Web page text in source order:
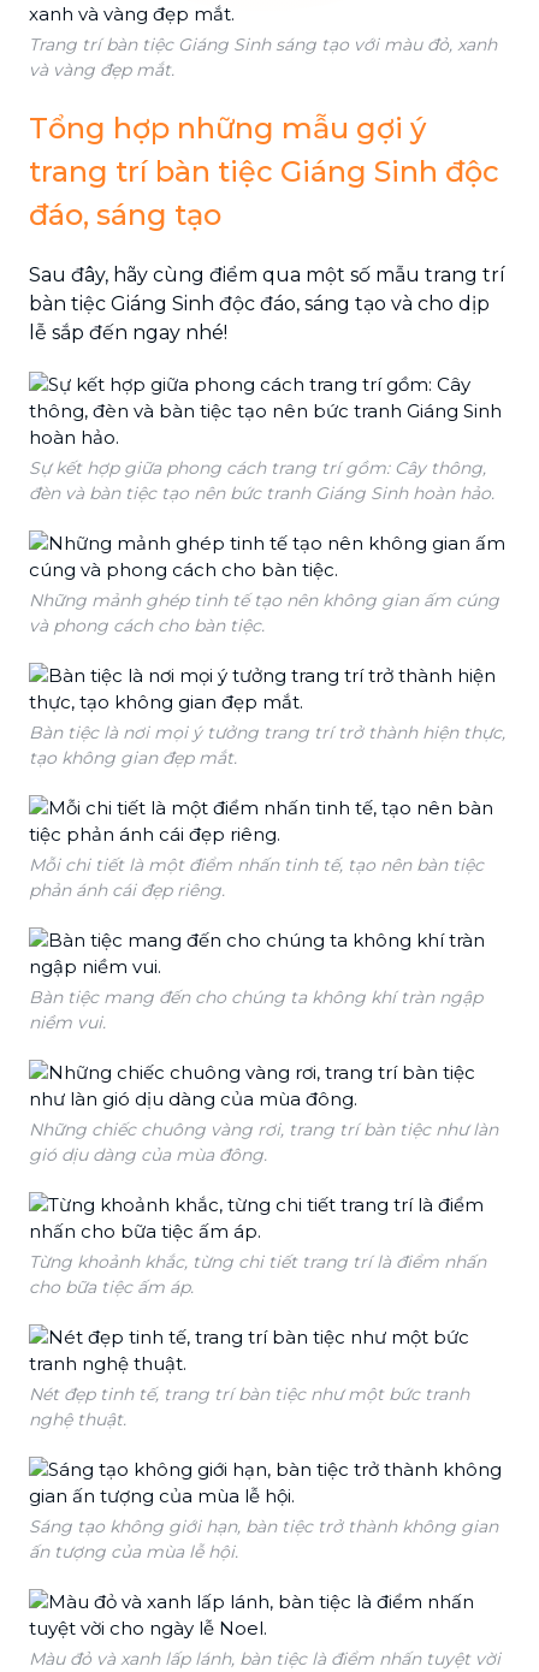
Trang trí bàn tiệc Giáng Sinh sáng tạo với màu đỏ, xanh
và vàng đẹp mắt.
Tổng hợp những mẫu gợi ý
trang trí bàn tiệc Giáng Sinh độc
đáo, sáng tạo
Sau đây, hãy cùng điểm qua một số mẫu trang trí
bàn tiệc Giáng Sinh độc đáo, sáng tạo và cho dịp
lễ sắp đến ngay nhé!
Sự kết hợp giữa phong cách trang trí gồm: Cây thông,
đèn và bàn tiệc tạo nên bức tranh Giáng Sinh hoàn hảo.
Những mảnh ghép tinh tế tạo nên không gian ấm cúng
và phong cách cho bàn tiệc.
Bàn tiệc là nơi mọi ý tưởng trang trí trở thành hiện thực,
tạo không gian đẹp mắt.
Mỗi chi tiết là một điểm nhấn tinh tế, tạo nên bàn tiệc
phản ánh cái đẹp riêng.
Bàn tiệc mang đến cho chúng ta không khí tràn ngập
niềm vui.
Những chiếc chuông vàng rơi, trang trí bàn tiệc như làn
gió dịu dàng của mùa đông.
Từng khoảnh khắc, từng chi tiết trang trí là điểm nhấn
cho bữa tiệc ấm áp.
Nét đẹp tinh tế, trang trí bàn tiệc như một bức tranh
nghệ thuật.
Sáng tạo không giới hạn, bàn tiệc trở thành không gian
ấn tượng của mùa lễ hội.
Màu đỏ và xanh lấp lánh, bàn tiệc là điểm nhấn tuyệt vời